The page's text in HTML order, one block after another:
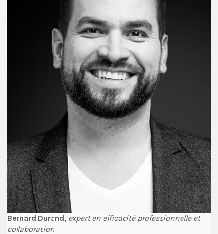
Bernard Durand, expert en efficacité professionnelle et
collaboration